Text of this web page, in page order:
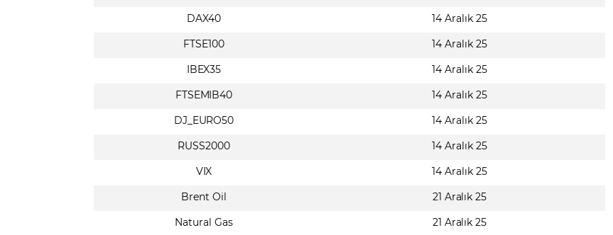
DAX40
14 Aralık 25
FTSE100
14 Aralık 25
IBEX35
14 Aralık 25
FTSEMIB40
14 Aralık 25
DJ_EURO50
14 Aralık 25
RUSS2000
14 Aralık 25
VIX
14 Aralık 25
Brent Oil
21 Aralık 25
Natural Gas
21 Aralık 25